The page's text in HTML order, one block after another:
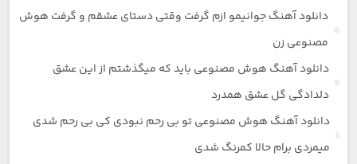
دانلود آهنگ جوانیمو ازم گرفت وقتی دستای عشقم و گرفت هوش
مصنوعی زن
دانلود آهنگ هوش مصنوعی باید که میگذشتم از این عشق
دلدادگی گل عشق همدرد
دانلود آهنگ هوش مصنوعی تو بی رحم نبودی کی بی رحم شدی
میمردی برام حالا کمرنگ شدی